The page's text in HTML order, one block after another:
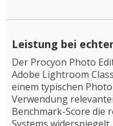
Leistung bei
Der Procyon Photo
Adobe Lightroom
einem typischen
Verwendung
Benchmark-Score die